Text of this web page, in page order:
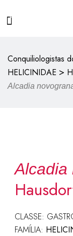
Conquiliologistas
HELICINIDAE >
Alcadia
Alcadia
CLASSE:
FAMÍLIA: